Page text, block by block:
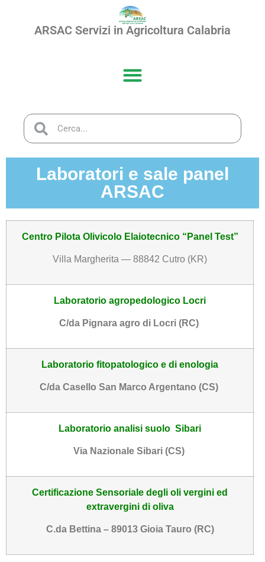
ARSAC Servizi in Agricoltura Calabria
Laboratori e sale panel
ARSAC
Centro Pilota Olivicolo Elaiotecnico “Panel Test”
Villa Margherita — 88842 Cutro (KR)
Laboratorio agropedologico Locri
C/da Pignara agro di Locri (RC)
Laboratorio fitopatologico e di enologia
C/da Casello San Marco Argentano (CS)
Laboratorio analisi suolo Sibari
Via Nazionale Sibari (CS)
Certificazione Sensoriale degli oli vergini ed
extravergini di oliva
C.da Bettina – 89013 Gioia Tauro (RC)